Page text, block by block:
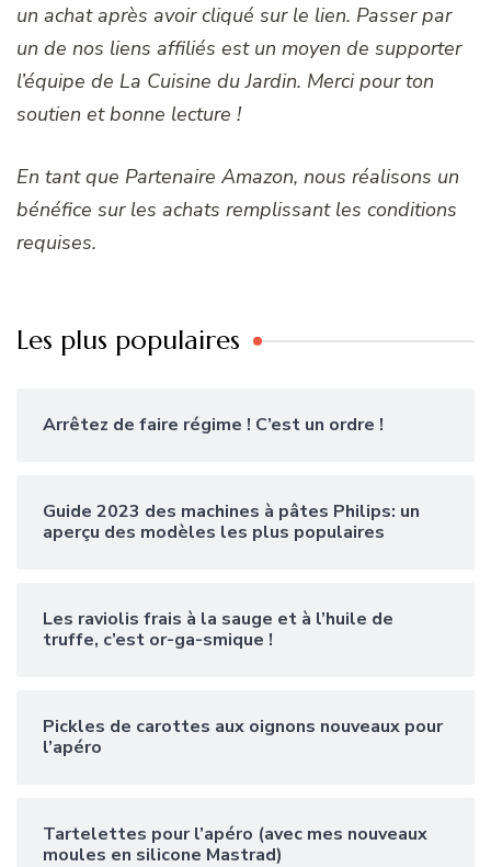
un achat après avoir cliqué sur le lien. Passer par
un de nos liens affiliés est un moyen de supporter
l’équipe de La Cuisine du Jardin. Merci pour ton
soutien et bonne lecture !
En tant que Partenaire Amazon, nous réalisons un
bénéfice sur les achats remplissant les conditions
requises.
Les plus populaires
Arrêtez de faire régime ! C’est un ordre !
Guide 2023 des machines à pâtes Philips: un
aperçu des modèles les plus populaires
Les raviolis frais à la sauge et à l’huile de
truffe, c’est or-ga-smique !
Pickles de carottes aux oignons nouveaux pour
l’apéro
Tartelettes pour l’apéro (avec mes nouveaux
moules en silicone Mastrad)